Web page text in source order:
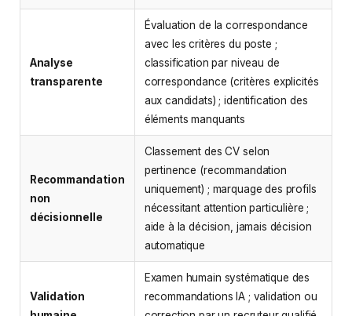
Analyse
transparente
Évaluation de la correspondance
avec les critères du poste ;
classification par niveau de
correspondance (critères explicités
aux candidats) ; identification des
éléments manquants
Recommandation
non
décisionnelle
Classement des CV selon
pertinence (recommandation
uniquement) ; marquage des profils
nécessitant attention particulière ;
aide à la décision, jamais décision
automatique
Validation
Examen humain systématique des
recommandations IA ; validation ou